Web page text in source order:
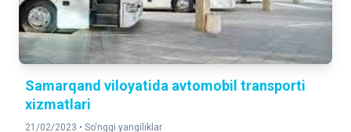
Samarqand viloyatida avtomobil transporti
xizmatlari
21/02/2023 • So‘nggi yangiliklar